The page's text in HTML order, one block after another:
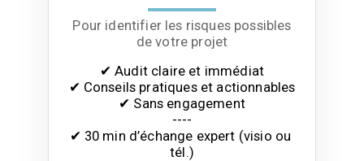
Pour identifier les risques possibles
de votre projet
✔ Audit claire et immédiat
✔ Conseils pratiques et actionnables
✔ Sans engagement
----
✔ 30 min d’échange expert (visio ou
tél.)